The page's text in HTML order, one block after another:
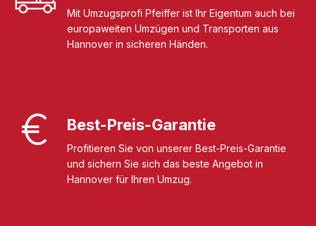
Mit Umzugsprofi Pfeiffer ist Ihr Eigentum auch bei
europaweiten Umzügen und Transporten aus
Hannover in sicheren Händen.
Best-Preis-Garantie
Profitieren Sie von unserer Best-Preis-Garantie
und sichern Sie sich das beste Angebot in
Hannover für Ihren Umzug.